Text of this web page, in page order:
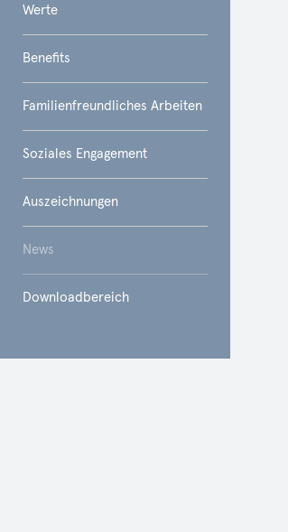
Werte
Benefits
Familienfreundliches Arbeiten
Soziales Engagement
Auszeichnungen
News
Downloadbereich